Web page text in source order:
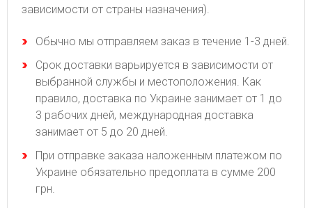
зависимости от страны назначения).
Обычно мы отправляем заказ в течение 1-3 дней.
Срок доставки варьируется в зависимости от
выбранной службы и местоположения. Как
правило, доставка по Украине занимает от 1 до
3 рабочих дней, международная доставка
занимает от 5 до 20 дней.
При отправке заказа наложенным платежом по
Украине обязательно предоплата в сумме 200
грн.